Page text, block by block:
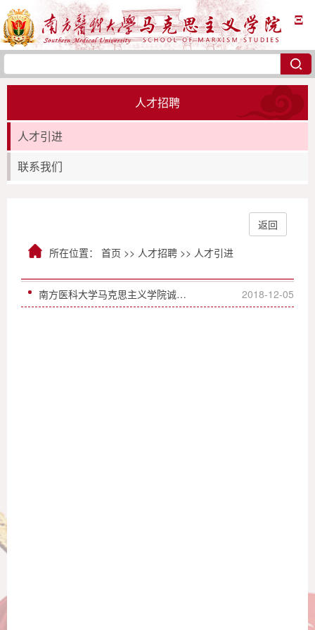
Ξ
人才招聘
人才引进
联系我们
所在位置： 首页 >> 人才招聘 >> 人才引进
返回
南方医科大学马克思主义学院诚聘英才 2018-12-05